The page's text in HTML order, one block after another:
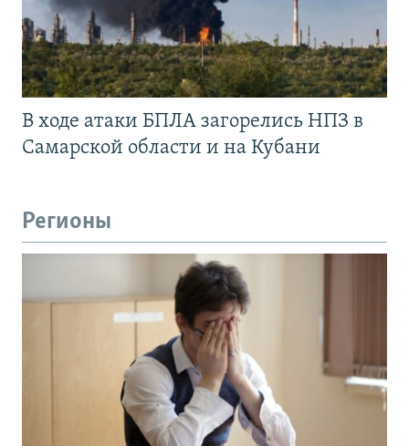
В ходе атаки БПЛА загорелись НПЗ в
Самарской области и на Кубани
Регионы